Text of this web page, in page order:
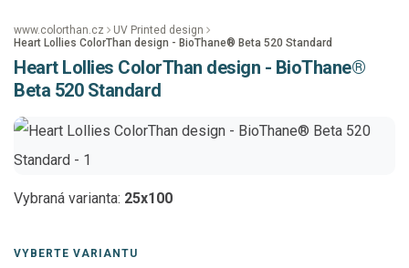
www.colorthan.cz
UV Printed design
Heart Lollies ColorThan design - BioThane® Beta 520 Standard
Heart Lollies ColorThan design - BioThane®
Beta 520 Standard
Vybraná varianta: 25x100
VYBERTE VARIANTU